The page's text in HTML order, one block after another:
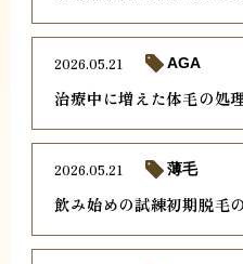
治療中に増えた体毛の処
2026.05.21 AGA
飲み始めの試練初期脱毛
2026.05.21 薄毛